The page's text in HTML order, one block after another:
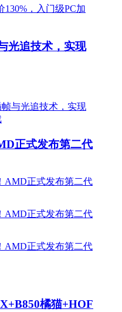
光追技术，实现
正式发布第二代
橘猫+HOF